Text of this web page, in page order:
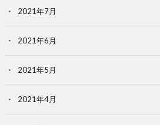
2021年7月
2021年6月
2021年5月
2021年4月